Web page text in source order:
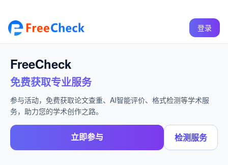
登录
FreeCheck
免费获取专业服务
参与活动，免费获取论文查重、AI智能评价、格式检测等学术服
务，助力您的学术创作之路。
立即参与 检测服务